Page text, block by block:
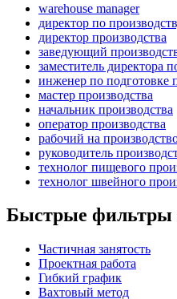
warehouse manager
директор по
директор производства
заведующий
заместитель директора
инженер по подготовке
мастер производства
начальник производства
оператор производства
рабочий на
руководитель
технолог пищевого
технолог швейного
Быстрые фильтры
Частичная занятость
Проектная работа
Гибкий график
Вахтовый метод